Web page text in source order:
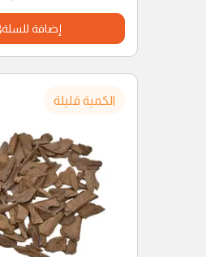
إضافة للسلة
الكمية قليلة